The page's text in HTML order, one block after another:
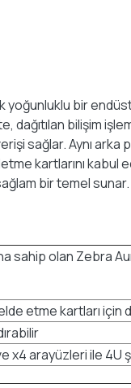
yoğunluklu bir
bilişim
sağlar. Aynı
kartlarını kabul
bir temel sunar.
sahip olan Zebra
etme kartları için
x4 arayüzleri ile 4U